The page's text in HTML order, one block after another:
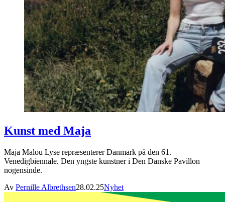
Kunst med Maja
Maja Malou Lyse repræsenterer Danmark på den 61.
Venedigbiennale. Den yngste kunstner i Den Danske Pavillon
nogensinde.
Av Pernille Albrethsen28.02.25Nyhet